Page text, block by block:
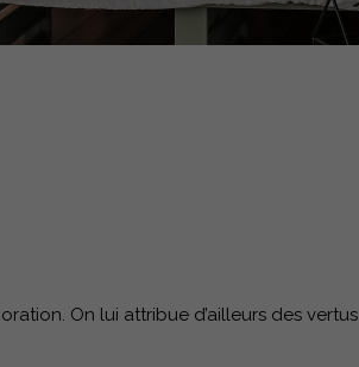
On lui attribue d’ailleurs des vertus